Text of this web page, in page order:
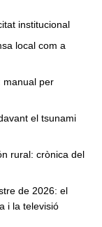
institucional
local com a
manual per
el tsunami
rural: crònica del
de 2026: el
i la televisió